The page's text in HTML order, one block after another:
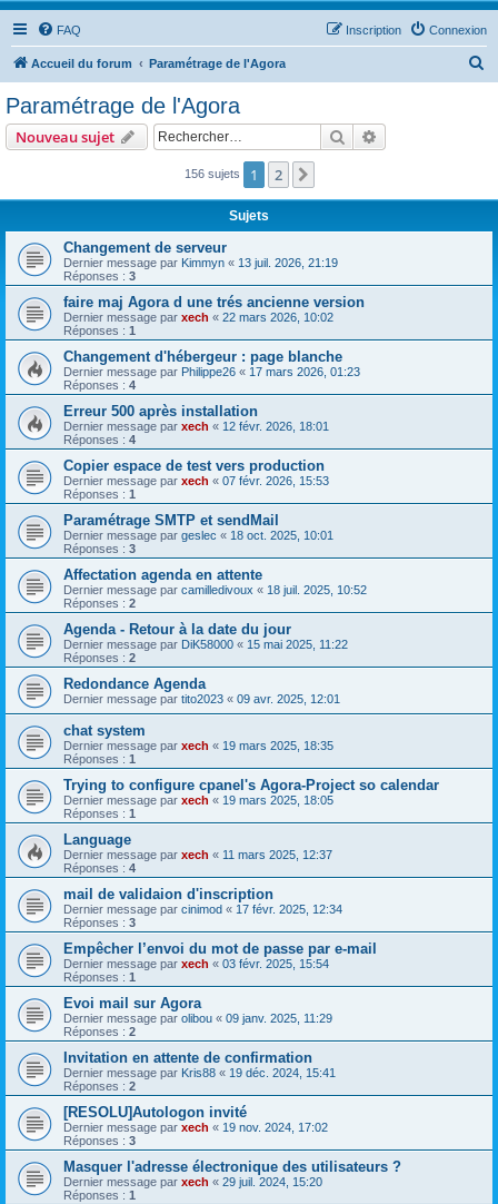
FAQ Connexion
Inscription
Accueil du forum Paramétrage de l'Agora
Paramétrage de l'Agora
Nouveau sujet Rechercher
156 sujets 1 2
Sujets
Changement de serveur
Dernier message par Kimmyn « 13 juil. 2026, 21:19
Réponses : 3
faire maj Agora d une trés ancienne version
Dernier message par xech « 22 mars 2026, 10:02
Réponses : 1
Changement d'hébergeur : page blanche
Dernier message par Philippe26 « 17 mars 2026, 01:23
Réponses : 4
Erreur 500 après installation
Dernier message par xech « 12 févr. 2026, 18:01
Réponses : 4
Copier espace de test vers production
Dernier message par xech « 07 févr. 2026, 15:53
Réponses : 1
Paramétrage SMTP et sendMail
Dernier message par geslec « 18 oct. 2025, 10:01
Réponses : 3
Affectation agenda en attente
Dernier message par camilledivoux « 18 juil. 2025, 10:52
Réponses : 2
Agenda - Retour à la date du jour
Dernier message par DiK58000 « 15 mai 2025, 11:22
Réponses : 2
Redondance Agenda
Dernier message par tito2023 « 09 avr. 2025, 12:01
chat system
Dernier message par xech « 19 mars 2025, 18:35
Réponses : 1
Trying to configure cpanel's Agora-Project so calendar
Dernier message par xech « 19 mars 2025, 18:05
Réponses : 1
Language
Dernier message par xech « 11 mars 2025, 12:37
Réponses : 4
mail de validaion d'inscription
Dernier message par cinimod « 17 févr. 2025, 12:34
Réponses : 3
Empêcher l’envoi du mot de passe par e-mail
Dernier message par xech « 03 févr. 2025, 15:54
Réponses : 1
Evoi mail sur Agora
Dernier message par olibou « 09 janv. 2025, 11:29
Réponses : 2
Invitation en attente de confirmation
Dernier message par Kris88 « 19 déc. 2024, 15:41
Réponses : 2
[RESOLU]Autologon invité
Dernier message par xech « 19 nov. 2024, 17:02
Réponses : 3
Masquer l'adresse électronique des utilisateurs ?
Dernier message par xech « 29 juil. 2024, 15:20
Réponses : 1